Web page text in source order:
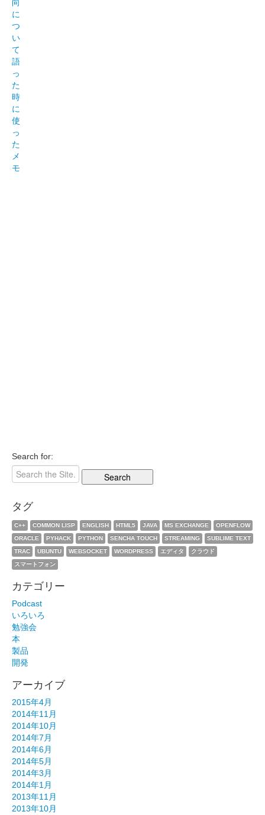
Search for:
タグ
C++ COMMON LISP ENGLISH HTML5 JAVA MS EXCHANGE
OPENFLOW
ORACLE
PYHACK PYTHON SENCHA TOUCH STREAMING
SUBLIME TEXT
TRAC
UBUNTU WEBSOCKET WORDPRESS エディタ
クラウド
スマートフォン
カテゴリー
Podcast
いろいろ
勉強会
本
製品
開発
アーカイブ
2015年4月
2014年11月
2014年10月
2014年7月
2014年6月
2014年5月
2014年3月
2014年1月
2013年11月
2013年10月